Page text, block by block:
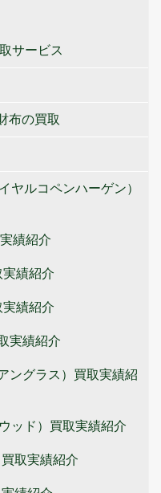
サービス
布の買取
ルコペンハーゲン）
績紹介
績紹介
績紹介
実績紹介
ングラス）買取実績紹
ッド）買取実績紹介
取実績紹介